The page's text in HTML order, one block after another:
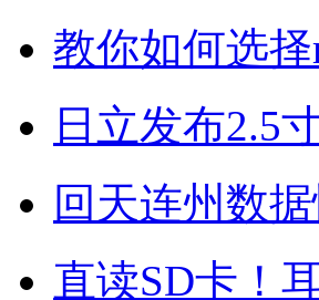
教你如何选
日立发布2.5
回天连州数
直读SD卡！